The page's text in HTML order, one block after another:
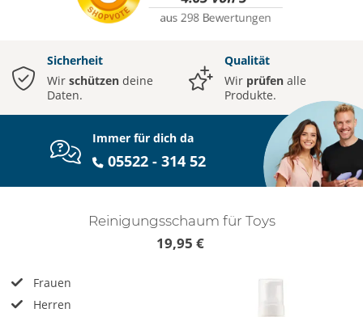
Sicherheit
Wir schützen deine
Daten.
Qualität
Wir prüfen alle
Produkte.
Immer für dich da
05522 - 314 52
Reinigungsschaum für Toys
19,95 €
Frauen
Herren